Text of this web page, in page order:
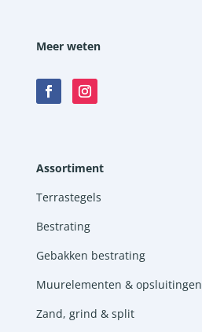
Meer weten
Assortiment
Terrastegels
Bestrating
Gebakken bestrating
Muurelementen & opsluitingen
Zand, grind & split